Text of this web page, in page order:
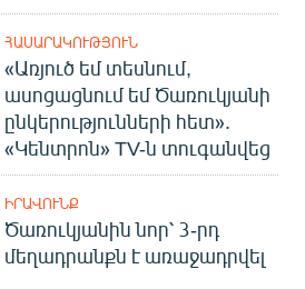
ՀԱՍԱՐԱԿՈՒԹՅՈՒՆ
«Առյուծ եմ տեսնում,
ասոցացնում եմ Ծառուկյանի
ընկերությունների հետ».
«Կենտրոն» TV-ն տուգանվեց
ԻՐԱՎՈՒՆՔ
Ծառուկյանին նոր՝ 3-րդ
մեղադրանքն է առաջադրվել